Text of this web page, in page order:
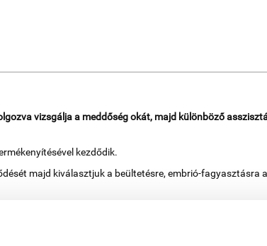
vizsgálja a meddőség okát, majd különböző
kezdődik.
majd kiválasztjuk a beültetésre, embrió-fagyasztásra